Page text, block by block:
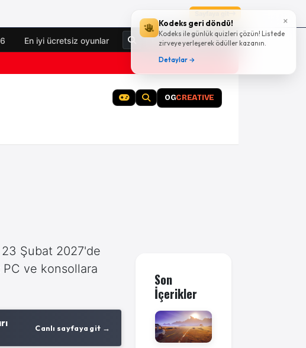
×
Kodeks geri döndü!
Kodeks ile günlük quizleri çözün! Listede
zirveye yerleşerek ödüller kazanın.
Detaylar →
En iyi ücretsiz oyunlar Giriş Yap
OGCREATIVE
Şubat 2027'de
PC ve konsollara
Canlı sayfaya git →
Son
İçerikler